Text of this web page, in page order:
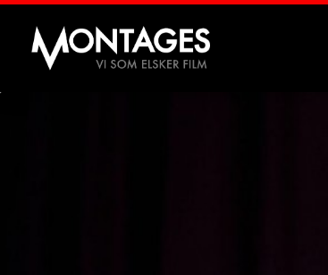
Montages